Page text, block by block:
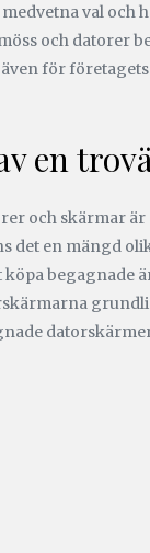
val och
och datorer
för
en
och skärmar
det en mängd
begagnade